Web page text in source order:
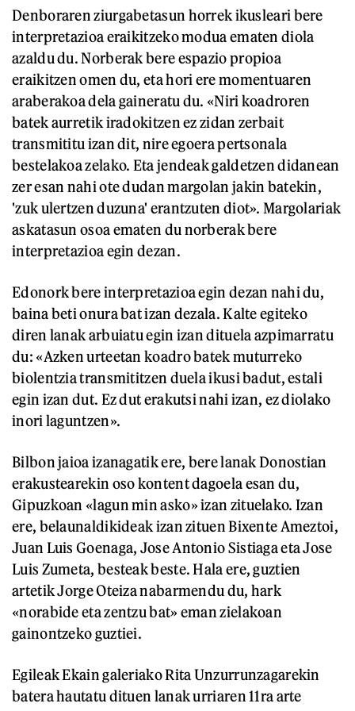
Denboraren ziurgabetasun horrek ikusleari bere
interpretazioa eraikitzeko modua ematen diola
azaldu du. Norberak bere espazio propioa
eraikitzen omen du, eta hori ere momentuaren
araberakoa dela gaineratu du. «Niri koadroren
batek aurretik iradokitzen ez zidan zerbait
transmititu izan dit, nire egoera pertsonala
bestelakoa zelako. Eta jendeak galdetzen didanean
zer esan nahi ote dudan margolan jakin batekin,
'zuk ulertzen duzuna' erantzuten diot». Margolariak
askatasun osoa ematen du norberak bere
interpretazioa egin dezan.
Edonork bere interpretazioa egin dezan nahi du,
baina beti onura bat izan dezala. Kalte egiteko
diren lanak arbuiatu egin izan dituela azpimarratu
du: «Azken urteetan koadro batek muturreko
biolentzia transmititzen duela ikusi badut, estali
egin izan dut. Ez dut erakutsi nahi izan, ez diolako
inori laguntzen».
Bilbon jaioa izanagatik ere, bere lanak Donostian
erakustearekin oso kontent dagoela esan du,
Gipuzkoan «lagun min asko» izan zituelako. Izan
ere, belaunaldikideak izan zituen Bixente Ameztoi,
Juan Luis Goenaga, Jose Antonio Sistiaga eta Jose
Luis Zumeta, besteak beste. Hala ere, guztien
artetik Jorge Oteiza nabarmendu du, hark
«norabide eta zentzu bat» eman zielakoan
gainontzeko guztiei.
Egileak Ekain galeriako Rita Unzurrunzagarekin
batera hautatu dituen lanak urriaren 11ra arte